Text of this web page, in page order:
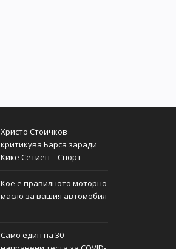
Христо Стоичков
критикува Барса заради
Кике Сетиен – Спорт
Кое е правилното моторно
масло за вашия автомобил
Само един на 30